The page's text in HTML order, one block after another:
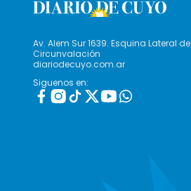
Av. Alem Sur 1639. Esquina Lateral de
Circunvalación
diariodecuyo.com.ar
Siguenos en: